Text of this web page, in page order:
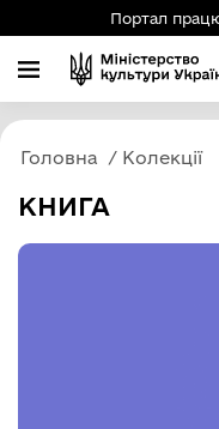
Портал
Головна Колекції
КНИГА